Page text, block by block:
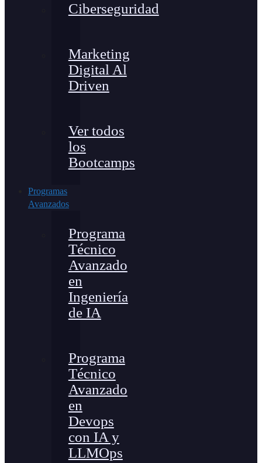
Ciberseguridad
Marketing
Digital Al
Driven
Ver todos
los
Bootcamps
Programas
Avanzados
Programa
Técnico
Avanzado
en
Ingeniería
de IA
Programa
Técnico
Avanzado
en
Devops
con IA y
LLMOps